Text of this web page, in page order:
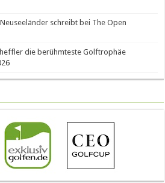
schreibt bei The Open
die berühmteste Golftrophäe